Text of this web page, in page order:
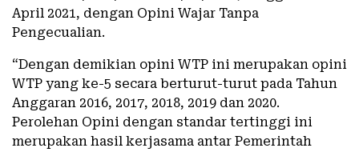
April 2021, dengan Opini Wajar Tanpa
Pengecualian.
“Dengan demikian opini WTP ini merupakan opini
WTP yang ke-5 secara berturut-turut pada Tahun
Anggaran 2016, 2017, 2018, 2019 dan 2020.
Perolehan Opini dengan standar tertinggi ini
merupakan hasil kerjasama antar Pemerintah